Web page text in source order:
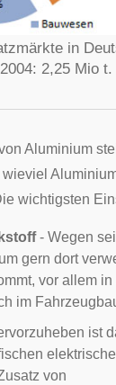
in
2,25 Mio t.
Aluminium
wichtigsten
- Wegen
gern dort
vor allem in
im
ist
von